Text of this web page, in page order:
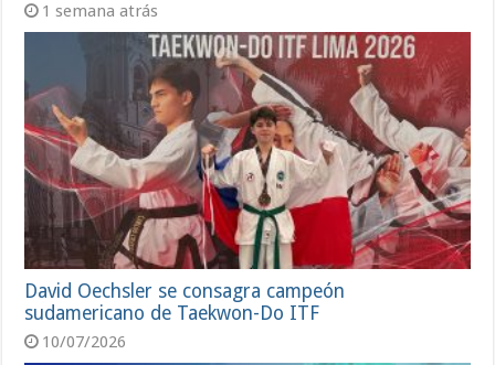
1 semana atrás
David Oechsler se consagra campeón
sudamericano de Taekwon-Do ITF
10/07/2026